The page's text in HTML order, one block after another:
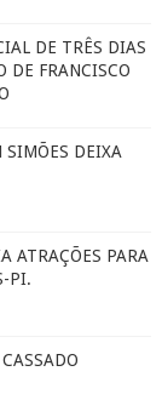
DE TRÊS DIAS
DE FRANCISCO
DEIXA
ATRAÇÕES PARA
PI.